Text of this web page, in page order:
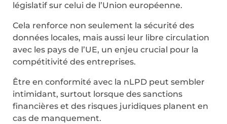
législatif sur celui de l’Union européenne.
Cela renforce non seulement la sécurité des
données locales, mais aussi leur libre circulation
avec les pays de l’UE, un enjeu crucial pour la
compétitivité des entreprises.
Être en conformité avec la nLPD peut sembler
intimidant, surtout lorsque des sanctions
financières et des risques juridiques planent en
cas de manquement.